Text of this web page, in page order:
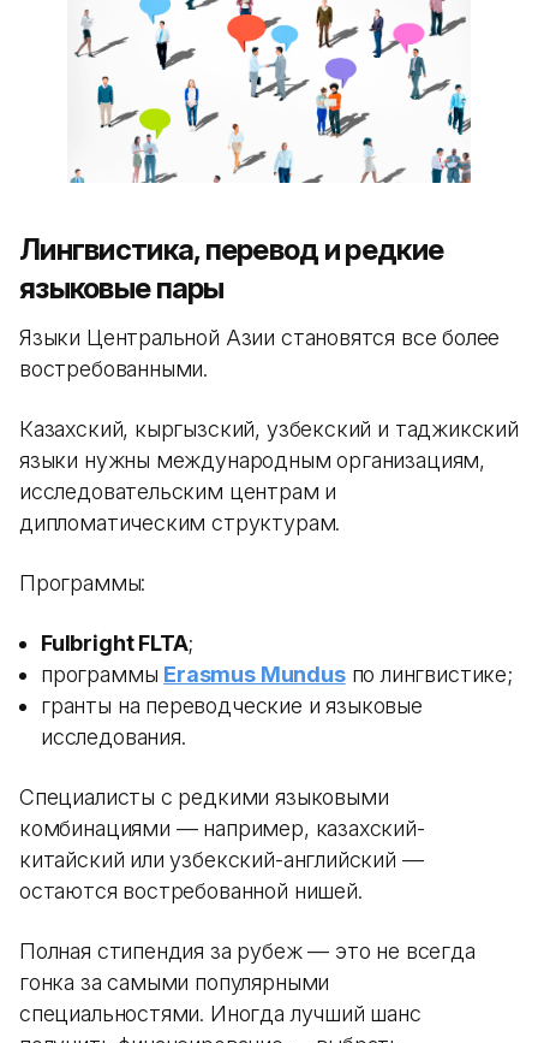
Лингвистика, перевод и редкие
языковые пары
Языки Центральной Азии становятся все более
востребованными.
Казахский, кыргызский, узбекский и таджикский
языки нужны международным организациям,
исследовательским центрам и
дипломатическим структурам.
Программы:
Fulbright FLTA;
программы Erasmus Mundusпо лингвистике;
гранты на переводческие и языковые
исследования.
Специалисты с редкими языковыми
комбинациями — например, казахский-
китайский или узбекский-английский —
остаются востребованной нишей.
Полная стипендия за рубеж — это не всегда
гонка за самыми популярными
специальностями. Иногда лучший шанс